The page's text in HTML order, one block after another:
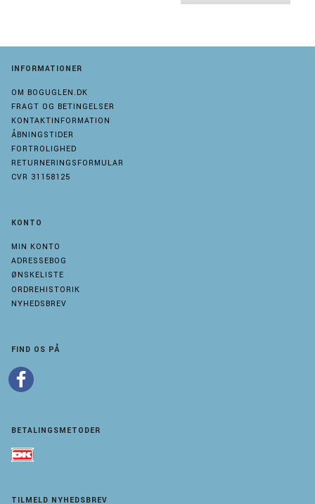
INFORMATIONER
OM BOGUGLEN.DK
FRAGT OG BETINGELSER
KONTAKTINFORMATION
ÅBNINGSTIDER
FORTROLIGHED
RETURNERINGSFORMULAR
CVR 31158125
KONTO
MIN KONTO
ADRESSEBOG
ØNSKELISTE
ORDREHISTORIK
NYHEDSBREV
FIND OS PÅ
BETALINGSMETODER
TILMELD NYHEDSBREV